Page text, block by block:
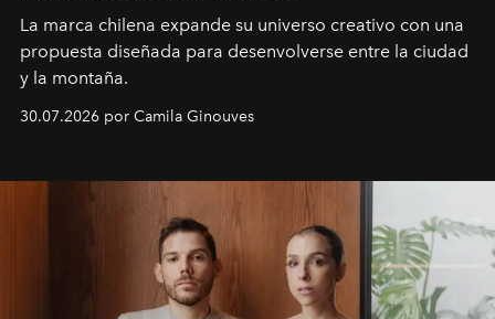
La marca chilena expande su universo creativo con una
propuesta diseñada para desenvolverse entre la ciudad
y la montaña.
30.07.2026 por Camila Ginouves